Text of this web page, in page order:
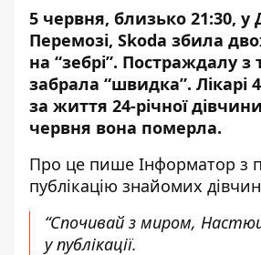
5 червня, близько 21:30, у
Перемозі, Skoda збила
на “зебрі”. Постраждалу
забрала “швидка”. Лікарі
за життя 24-річної
червня вона померла.
Про це пише Інформатор з
публікацію знайомих
“Спочивай з миром,
у публікації.